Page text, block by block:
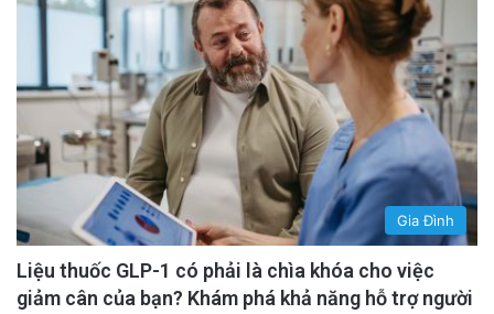
Gia Đình
Liệu thuốc GLP-1 có phải là chìa khóa cho việc
giảm cân của bạn? Khám phá khả năng hỗ trợ người